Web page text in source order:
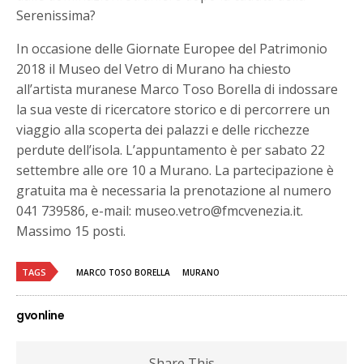
Serenissima?
In occasione delle Giornate Europee del Patrimonio
2018 il Museo del Vetro di Murano ha chiesto
all’artista muranese Marco Toso Borella di indossare
la sua veste di ricercatore storico e di percorrere un
viaggio alla scoperta dei palazzi e delle ricchezze
perdute dell’isola. L’appuntamento è per sabato 22
settembre alle ore 10 a Murano. La partecipazione è
gratuita ma è necessaria la prenotazione al numero
041 739586, e-mail: museo.vetro@fmcvenezia.it.
Massimo 15 posti.
TAGS MARCO TOSO BORELLA MURANO
gvonline